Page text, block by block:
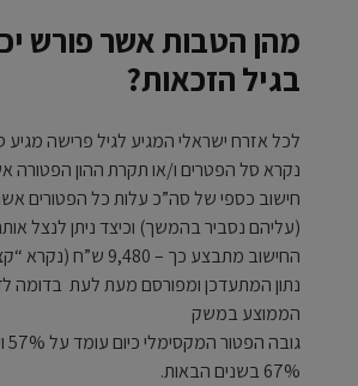
מהן הטבות אשר פורש
בגיל הזכאות?
לכל אזרח ישראלי המגיע לגיל פרישה
נקרא סל הפטרים ו/או תקרת ההון הפטורה
חישוב כספי של סה”כ עלות כל הפטורים
(עליהם נסביר בהמשך) וכיצד ניתן לנצל
החישוב מתבצע כך –
נתון המתעדכן ומפורסם מעת לעת בדומה
הממוצע במשק
67% בשנים הבאות.